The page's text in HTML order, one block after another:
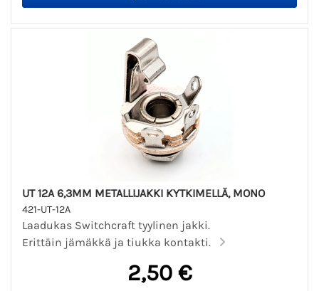
UT 12A 6,3MM METALLIJAKKI KYTKIMELLÄ, MONO
421-UT-12A
Laadukas Switchcraft tyylinen jakki.
Erittäin jämäkkä ja tiukka kontakti.
2,50 €